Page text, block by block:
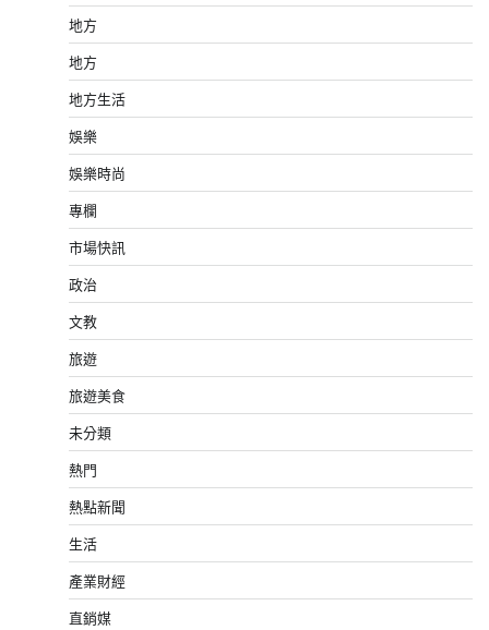
地方
地方
地方生活
娛樂
娛樂時尚
專欄
市場快訊
政治
文教
旅遊
旅遊美食
未分類
熱門
熱點新聞
生活
產業財經
直銷媒